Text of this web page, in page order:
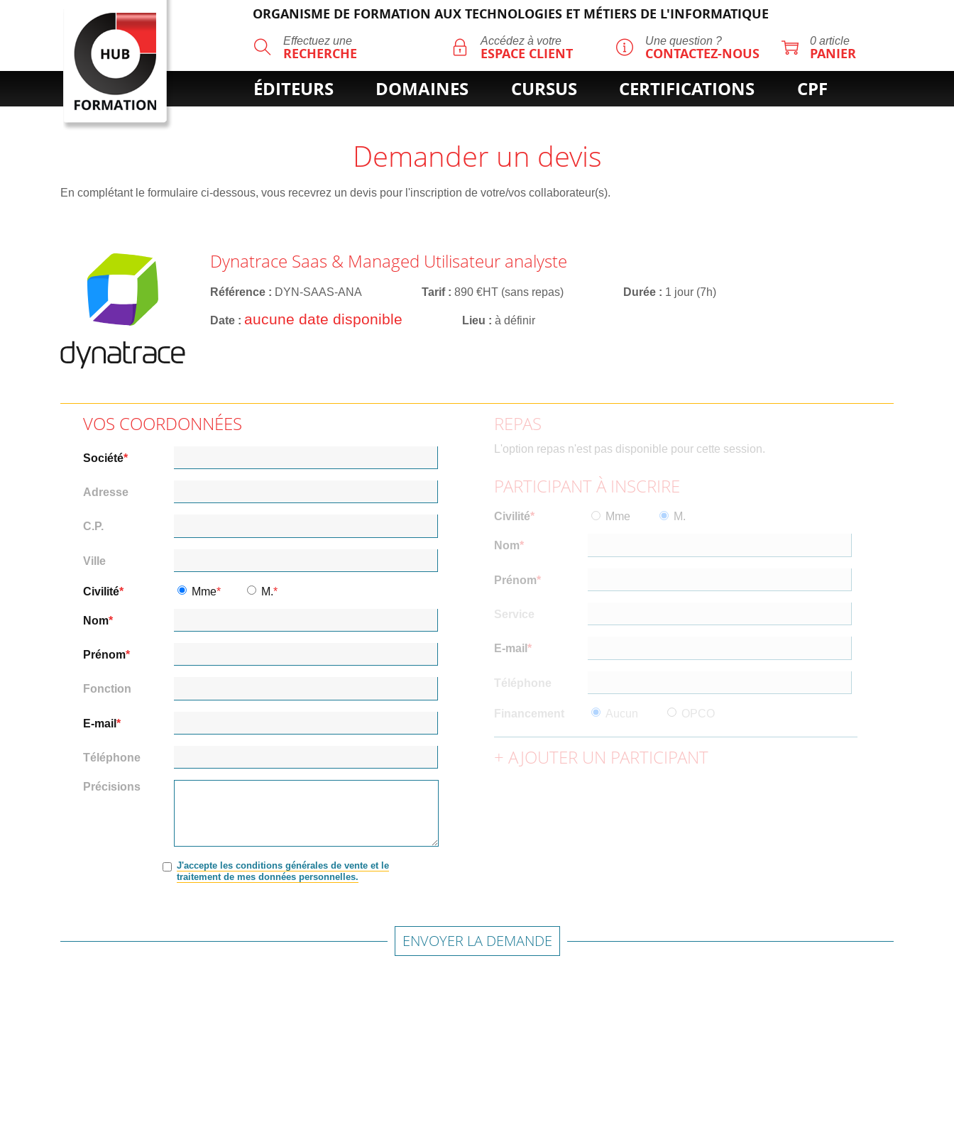
ORGANISME DE FORMATION AUX TECHNOLOGIES ET MÉTIERS DE L'INFORMATIQUE
Effectuez une
RECHERCHE
RECHERCHE Accédez à votre
ESPACE CLIENT
Une question ?
CONTACTEZ-NOUS
0 article
PANIER
ÉDITEURS DOMAINES CURSUS CERTIFICATIONS CPF
Demander un devis
En complétant le formulaire ci-dessous, vous recevrez un devis pour l'inscription de votre/vos collaborateur(s).
Dynatrace Saas & Managed Utilisateur analyste
Référence DYN-SAAS-ANA Tarif 890 €HT (sans repas) Durée 1 jour (7h)
Date aucune date disponible Lieu à définir
VOS COORDONNÉES
Société
Adresse
C.P.
Ville
Civilité Mme M.
Nom
Prénom
Fonction
E-mail
Téléphone
Précisions
J'accepte les conditions générales de vente et le
traitement de mes données personnelles.
REPAS
L'option repas n'est pas disponible pour cette session.
PARTICIPANT À INSCRIRE
Civilité Mme M.
Nom
Prénom
Service
E-mail
Téléphone
Financement Aucun OPCO
AJOUTER UN PARTICIPANT
ENVOYER LA DEMANDE